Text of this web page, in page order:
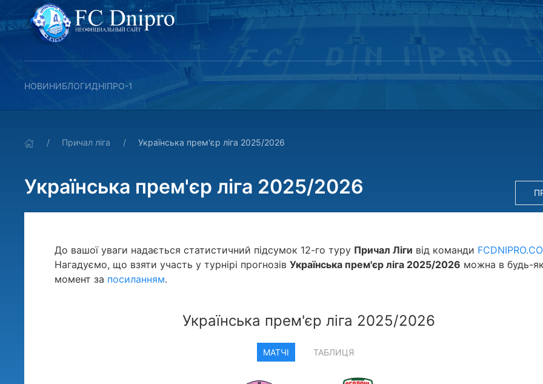
НОВИНИБЛОГИДНІПРО-1
Причал ліга Українська прем'єр ліга 2025/2026
Українська прем'єр ліга 2025/2026
До вашої уваги надається статистичний підсумок 12-го туру Причал Ліги від команди
Нагадуємо, що взяти участь у турнірі прогнозів Українська прем'єр ліга 2025/2026 можна в будь-
момент за посиланням.
Українська прем'єр ліга 2025/2026
МАТЧІ ТАБЛИЦЯ